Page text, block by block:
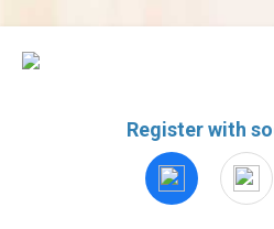
Register with